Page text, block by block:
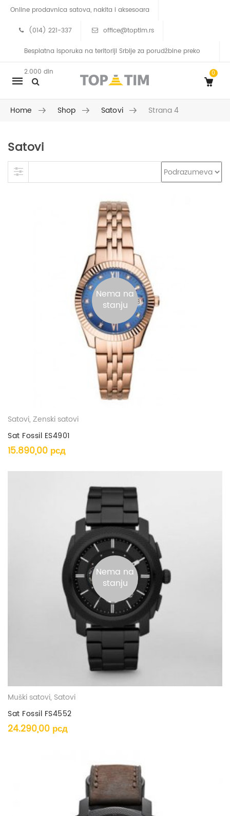
Online prodavnica satova, nakita i aksesoara
(014) 221-337 office@toptim.rs
Besplatna isporuka na teritoriji Srbije za porudžbine preko
2.000 din
Mobile
navigation
0
Home Shop Satovi Strana 4
Skip to content
Satovi
Nema na
stanju
Satovi, Ženski satovi
Sat Fossil ES4901
15.890,00 рсд
Nema na
stanju
Muški satovi, Satovi
Sat Fossil FS4552
24.290,00 рсд